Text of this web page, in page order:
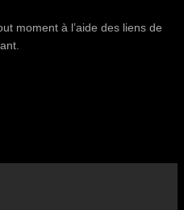
moment à l’aide des liens de